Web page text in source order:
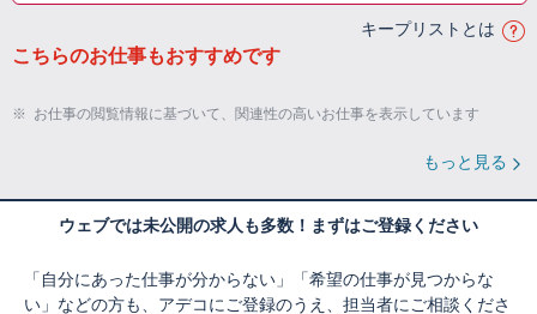
キープリストとは
こちらのお仕事もおすすめです
※ お仕事の閲覧情報に基づいて、関連性の高いお仕事を表示しています
もっと見る
ウェブでは未公開の求人も多数！まずはご登録ください
「自分にあった仕事が分からない」「希望の仕事が見つからな
い」などの方も、アデコにご登録のうえ、担当者にご相談くださ